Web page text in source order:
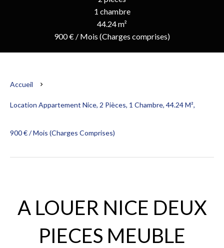
1 chambre
44.24 m²
900 € / Mois (Charges comprises)
Accueil
Location Appartement Nice, 2 Pièces, 1 Chambre, 44.24 M²,
900 € / Mois (Charges Comprises)
A LOUER NICE DEUX
PIECES MEUBLE